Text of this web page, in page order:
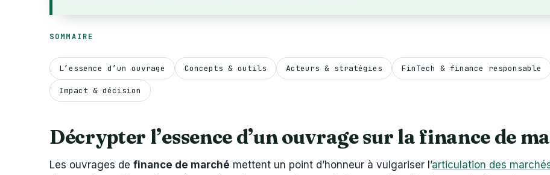
SOMMAIRE
L’essence d’un ouvrage Concepts & outils Acteurs & stratégies FinTech & finance responsable
Impact & décision
Décrypter l’essence d’un ouvrage sur la finance de
Les ouvrages de finance de marché mettent un point d’honneur à vulgariser l’articulation des